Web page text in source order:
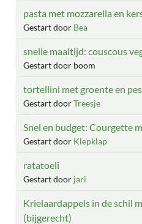
pasta met mozzarella en
Gestart door Bea
snelle maaltijd: couscous
Gestart door boom
tortellini met groente en
Gestart doorTreesje
Snel en budget: Courgette
Gestart door Klepklap
ratatoeli
Gestart door jari
Krielaardappels in de schil
(bijgerecht)